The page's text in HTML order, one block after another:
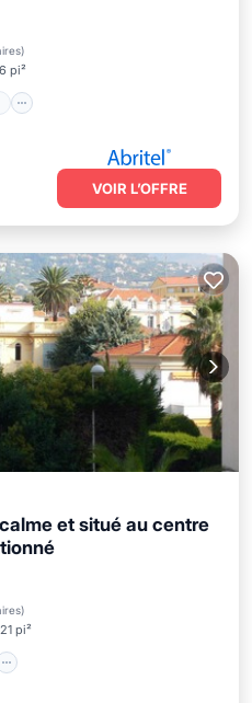
)
pi²
à remous
Balcon/Terrasse
VOIR L’OFFRE
et situé au centre
)
pi²
Internet